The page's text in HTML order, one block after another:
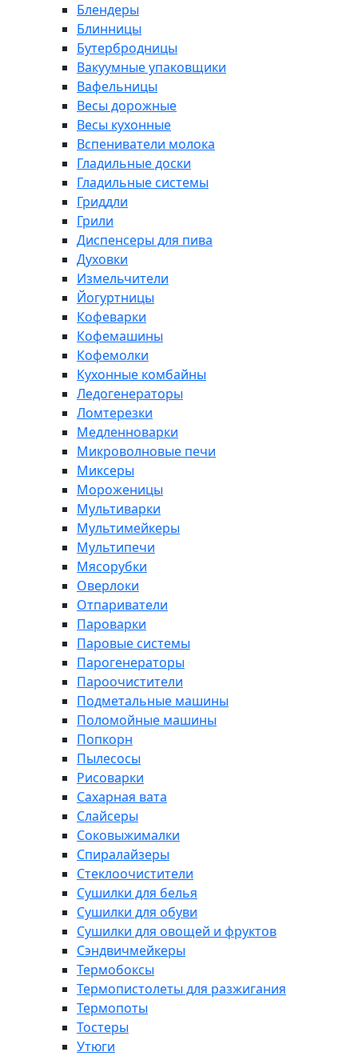
Блендеры
Блинницы
Бутербродницы
Вакуумные упаковщики
Вафельницы
Весы дорожные
Весы кухонные
Вспениватели молока
Гладильные доски
Гладильные системы
Гриддли
Грили
Диспенсеры для пива
Духовки
Измельчители
Йогуртницы
Кофеварки
Кофемашины
Кофемолки
Кухонные комбайны
Ледогенераторы
Ломтерезки
Медленноварки
Микроволновые печи
Миксеры
Мороженицы
Мультиварки
Мультимейкеры
Мультипечи
Мясорубки
Оверлоки
Отпариватели
Пароварки
Паровые системы
Парогенераторы
Пароочистители
Подметальные машины
Поломойные машины
Попкорн
Пылесосы
Рисоварки
Сахарная вата
Слайсеры
Соковыжималки
Спиралайзеры
Стеклоочистители
Сушилки для белья
Сушилки для обуви
Сушилки для овощей и фруктов
Сэндвичмейкеры
Термобоксы
Термопистолеты для разжигания
Термопоты
Тостеры
Утюги